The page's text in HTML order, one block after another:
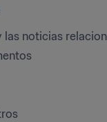
las noticias